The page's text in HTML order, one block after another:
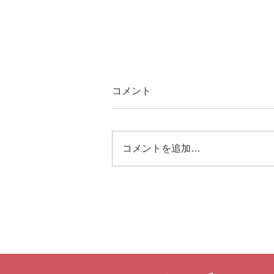
藤沢遊行の盆。初参加
コメント
コメントを追加…